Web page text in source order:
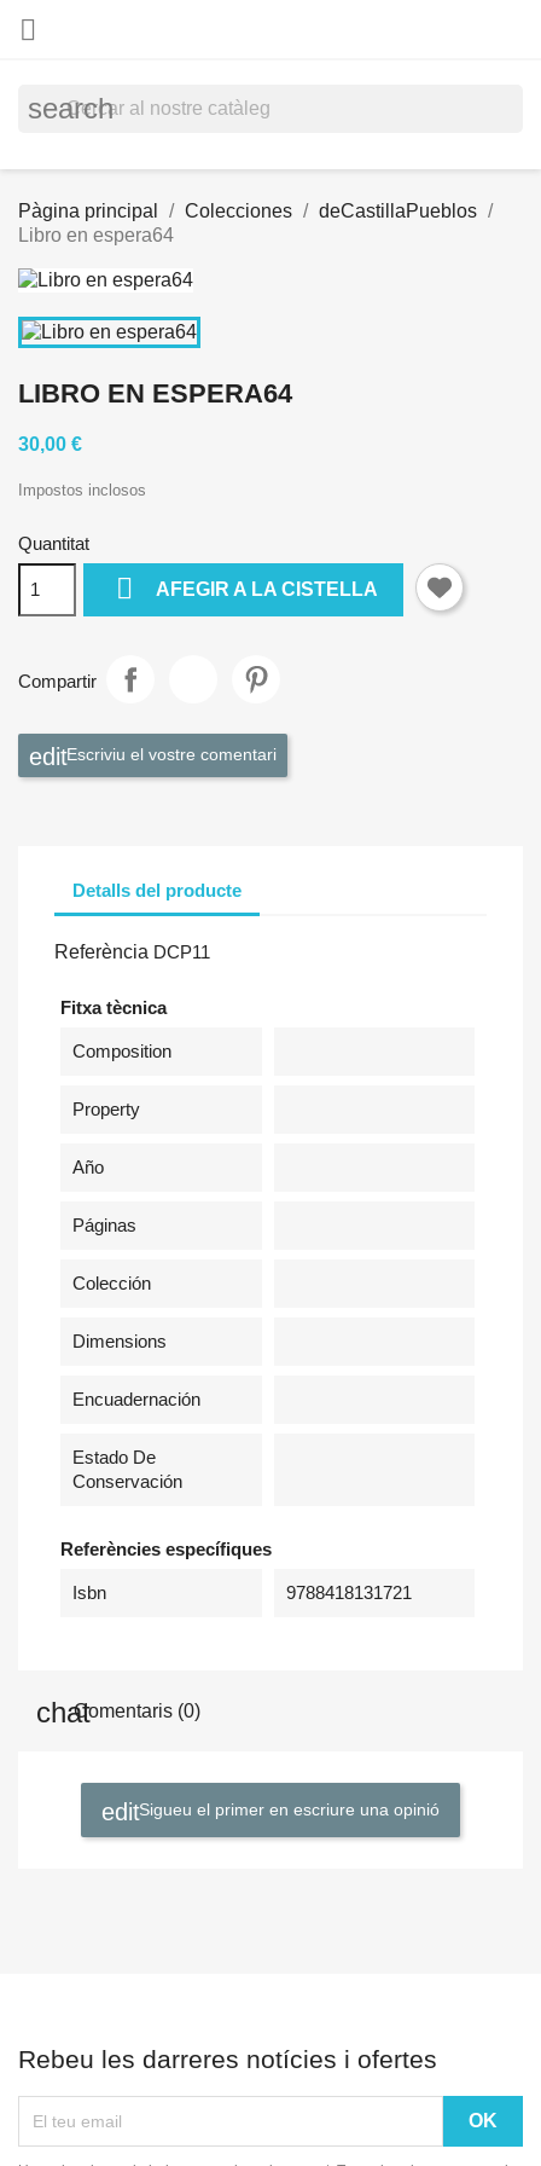

search
Pàgina principal Colecciones
deCastillaPueblos
Libro en espera64
LIBRO EN ESPERA64
30,00 €
Impostos inclosos
Quantitat
 AFEGIR A LA CISTELLA
Compartir
Escriviu el vostre comentari
Detalls del producte
Referència DCP11
Fitxa tècnica
Composition
Property
Año
Páginas
Colección
Dimensions
Encuadernación
Estado De
Conservación
Referències específiques
Isbn 9788418131721
Comentaris (0)
Sigueu el primer en escriure una opinió
Rebeu les darreres notícies i ofertes
list.
Cancel